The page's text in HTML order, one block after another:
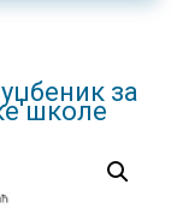
за
школе